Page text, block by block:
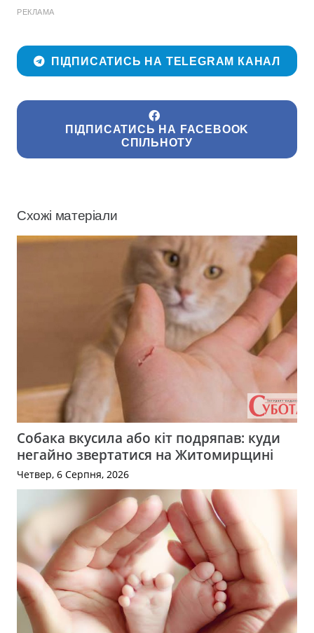
РЕКЛАМА
ПІДПИСАТИСЬ НА TELEGRAM КАНАЛ
ПІДПИСАТИСЬ НА FACEBOOK
СПІЛЬНОТУ
Схожі матеріали
Собака вкусила або кіт подряпав: куди
негайно звертатися на Житомирщині
Четвер, 6 Серпня, 2026